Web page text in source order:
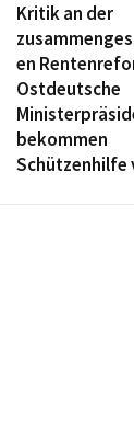
Kritik an der
en
Ostdeutsche
bekommen
Schützenhilfe